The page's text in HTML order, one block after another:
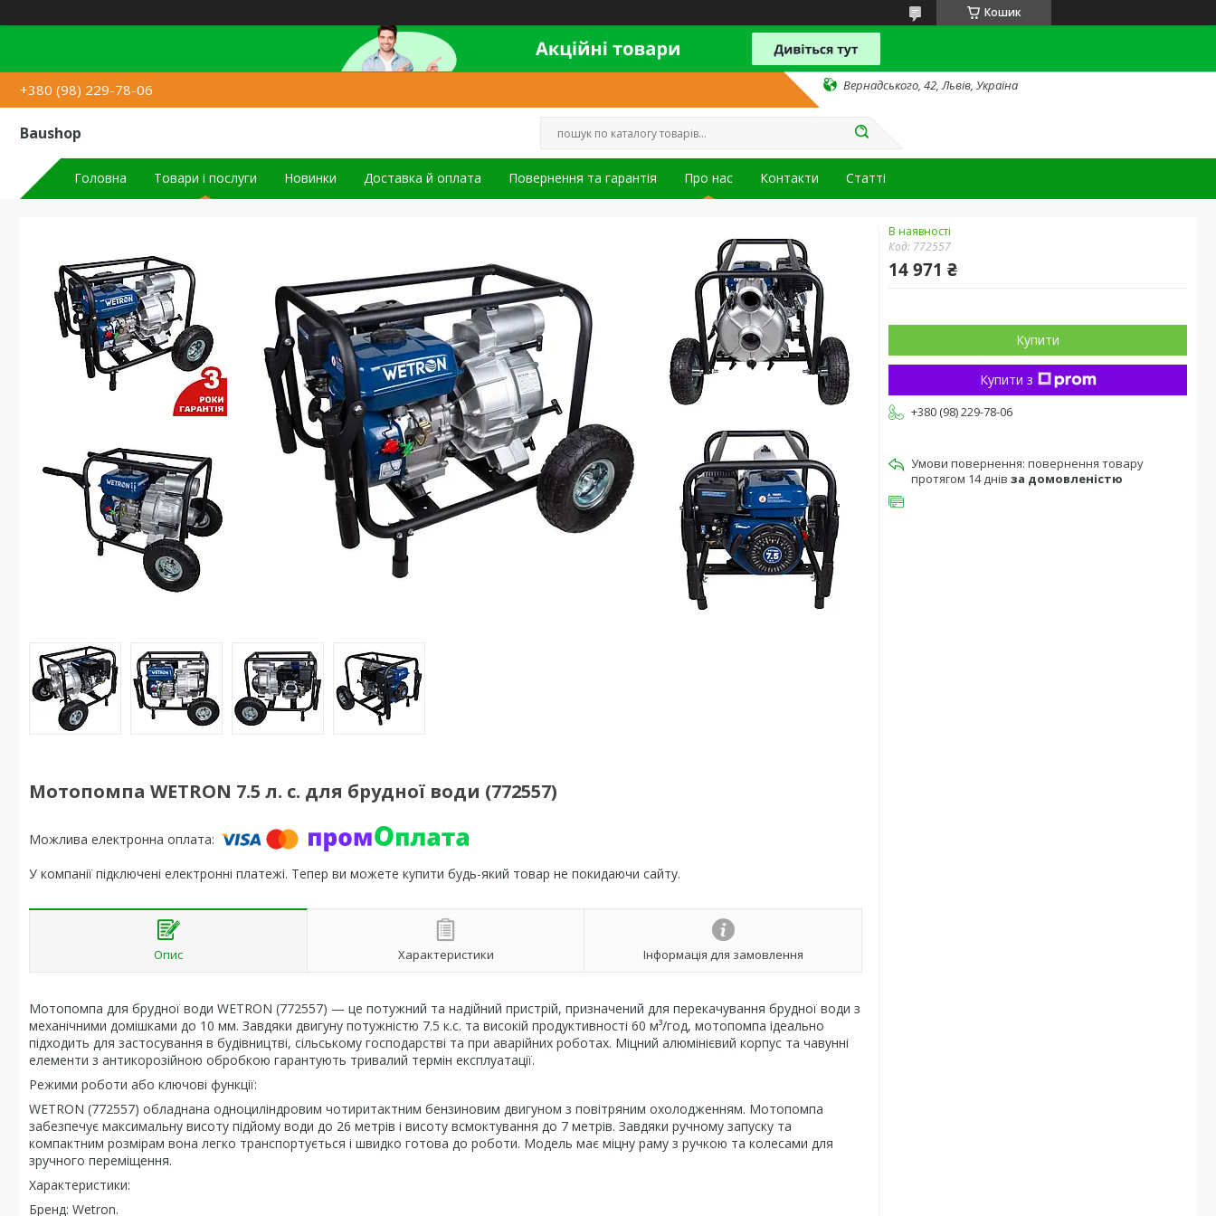
Кошик
+380 (98) 229-78-06 Вернадського, 42, Львів, Україна
Baushop
Головна Товари і послуги Новинки Доставка й оплата Повернення та гарантія Про нас Контакти Статті
Мотопомпа WETRON 7.5 л. с. для брудної води (772557)
У компанії підключені електронні платежі. Тепер ви можете купити будь-який товар не покидаючи сайту.
Опис Характеристики Інформація для замовлення
Мотопомпа для брудної води WETRON (772557) — це потужний та надійний пристрій, призначений для перекачування брудної води з
механічними домішками до 10 мм. Завдяки двигуну потужністю 7.5 к.с. та високій продуктивності 60 м³/год, мотопомпа ідеально
підходить для застосування в будівництві, сільському господарстві та при аварійних роботах. Міцний алюмінієвий корпус та чавунні
елементи з антикорозійною обробкою гарантують тривалий термін експлуатації.
Режими роботи або ключові функції:
WETRON (772557) обладнана одноциліндровим чотиритактним бензиновим двигуном з повітряним охолодженням. Мотопомпа
забезпечує максимальну висоту підйому води до 26 метрів і висоту всмоктування до 7 метрів. Завдяки ручному запуску та
компактним розмірам вона легко транспортується і швидко готова до роботи. Модель має міцну раму з ручкою та колесами для
зручного переміщення.
Характеристики:
Бренд: Wetron.
В наявності
Код: 772557
14 971 ₴
Купити
Купити з
+380 (98) 229-78-06
повернення товару
протягом 14 днів за домовленістю